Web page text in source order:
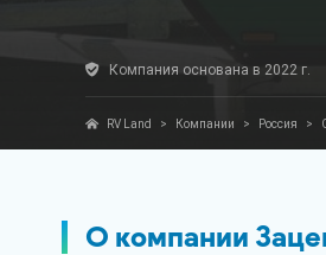
Компания основана в 2022 г.
RV Land > Компании > Россия >
О компании